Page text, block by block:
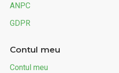
ANPC
GDPR
Contul meu
Contul meu